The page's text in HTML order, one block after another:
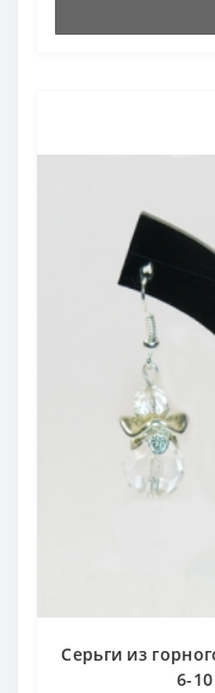
Серьги из
6-